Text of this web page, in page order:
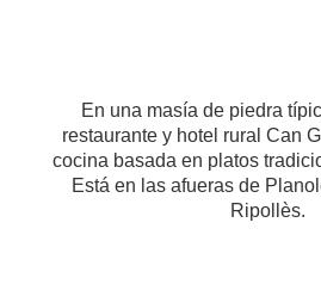
En una masía de piedra
restaurante y hotel rural Can
cocina basada en platos
Está en las afueras de
Ripollès.